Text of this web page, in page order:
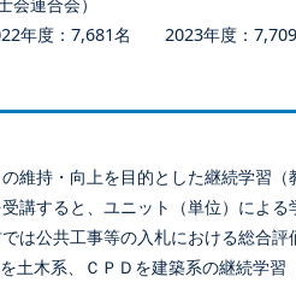
度：7,681名 2023年度：
維持・向上を目的とした継続学習
講すると、ユニット（単位）によ
は公共工事等の入札における総合
木系、ＣＰＤを建築系の継続学習